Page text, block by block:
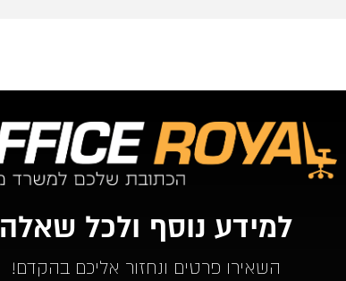
למידע נוסף ולכל שאלה
השאירו פרטים ונחזור אליכם בהקדם!